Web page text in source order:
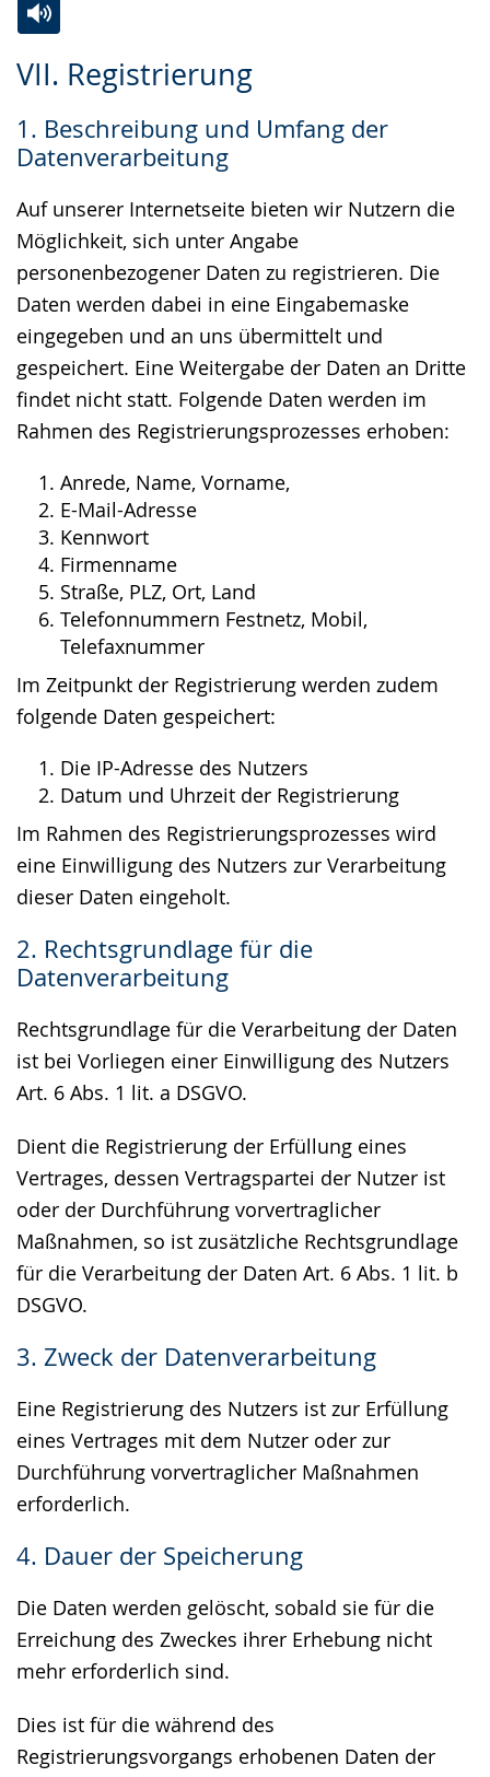
VII. Registrierung
1. Beschreibung und Umfang der
Datenverarbeitung
Auf unserer Internetseite bieten wir Nutzern die
Möglichkeit, sich unter Angabe
personenbezogener Daten zu registrieren. Die
Daten werden dabei in eine Eingabemaske
eingegeben und an uns übermittelt und
gespeichert. Eine Weitergabe der Daten an Dritte
findet nicht statt. Folgende Daten werden im
Rahmen des Registrierungsprozesses erhoben:
Anrede, Name, Vorname,
E-Mail-Adresse
Kennwort
Firmenname
Straße, PLZ, Ort, Land
Telefonnummern Festnetz, Mobil,
Telefaxnummer
Im Zeitpunkt der Registrierung werden zudem
folgende Daten gespeichert:
Die IP-Adresse des Nutzers
Datum und Uhrzeit der Registrierung
Im Rahmen des Registrierungsprozesses wird
eine Einwilligung des Nutzers zur Verarbeitung
dieser Daten eingeholt.
2. Rechtsgrundlage für die
Datenverarbeitung
Rechtsgrundlage für die Verarbeitung der Daten
ist bei Vorliegen einer Einwilligung des Nutzers
Art. 6 Abs. 1 lit. a DSGVO.
Dient die Registrierung der Erfüllung eines
Vertrages, dessen Vertragspartei der Nutzer ist
oder der Durchführung vorvertraglicher
Maßnahmen, so ist zusätzliche Rechtsgrundlage
für die Verarbeitung der Daten Art. 6 Abs. 1 lit. b
DSGVO.
3. Zweck der Datenverarbeitung
Eine Registrierung des Nutzers ist zur Erfüllung
eines Vertrages mit dem Nutzer oder zur
Durchführung vorvertraglicher Maßnahmen
erforderlich.
4. Dauer der Speicherung
Die Daten werden gelöscht, sobald sie für die
Erreichung des Zweckes ihrer Erhebung nicht
mehr erforderlich sind.
Dies ist für die während des
Registrierungsvorgangs erhobenen Daten der
Leichten
wechseln.
Audio-
Video
Deutscher
wird
angezeigt.